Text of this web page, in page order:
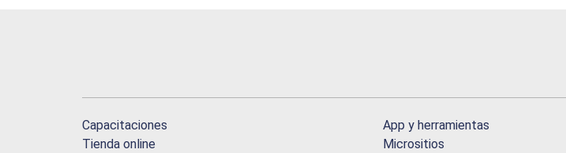
Capacitaciones
Tienda online
App y herramientas
Micrositios